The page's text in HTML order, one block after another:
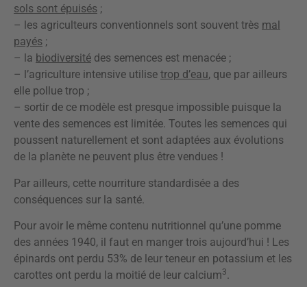
sols sont épuisés ;
– les agriculteurs conventionnels sont souvent très mal
payés ;
– la biodiversité des semences est menacée ;
– l’agriculture intensive utilise trop d’eau, que par ailleurs
elle pollue trop ;
– sortir de ce modèle est presque impossible puisque la
vente des semences est limitée. Toutes les semences qui
poussent naturellement et sont adaptées aux évolutions
de la planète ne peuvent plus être vendues !
Par ailleurs, cette nourriture standardisée a des
conséquences sur la santé.
Pour avoir le même contenu nutritionnel qu’une pomme
des années 1940, il faut en manger trois aujourd’hui ! Les
épinards ont perdu 53% de leur teneur en potassium et les
carottes ont perdu la moitié de leur calcium3.